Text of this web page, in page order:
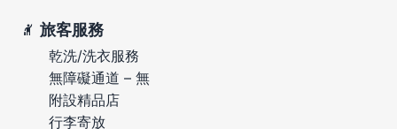
旅客服務
乾洗/洗衣服務
無障礙通道 – 無
附設精品店
行李寄放